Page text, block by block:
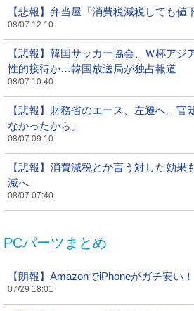
【悲報】弁当屋「消費税減税しても値
08/07 12:10
【悲報】韓国サッカー協会、Ｗ杯アジ
性的接待か…韓国放送局が独占報道
08/07 10:40
【悲報】財務省のエース、左遷へ。官
なかったから」
08/07 09:10
【悲報】消費減税とか言う対した効果
滅へ
08/07 07:40
PCパーツまとめ
【朗報】AmazonでiPhoneがガチ安い！
07/29 18:01